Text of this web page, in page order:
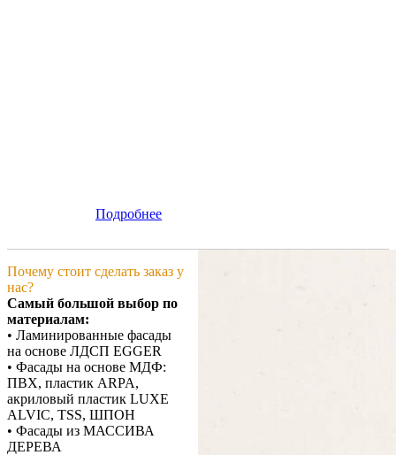
Подробнее
Почему стоит сделать заказ у
нас?
Самый большой выбор по
материалам:
• Ламинированные фасады
на основе ЛДСП EGGER
• Фасады на основе МДФ:
ПВХ, пластик ARPA,
акриловый пластик LUXE
ALVIC, TSS, ШПОН
• Фасады из МАССИВА
ДЕРЕВА